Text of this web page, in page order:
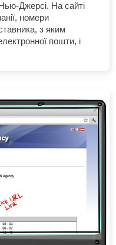
Джерсі. На сайті
номери
з яким
пошти, і